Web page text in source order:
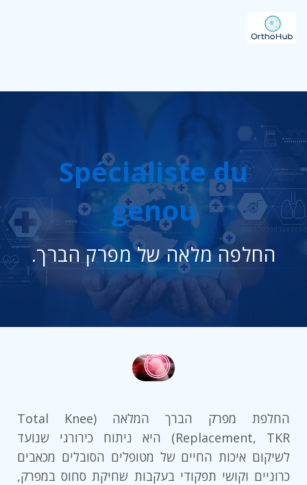
Spécialiste du
genou
החלפה מלאה של מפרק הברך.
החלפת מפרק הברך המלאה (Total Knee
Replacement, TKR) היא ניתוח כירורגי שנועד
לשיקום איכות החיים של מטופלים הסובלים מכאבים
כרוניים וקושי תפקודי בעקבות שחיקת סחוס במפרק,